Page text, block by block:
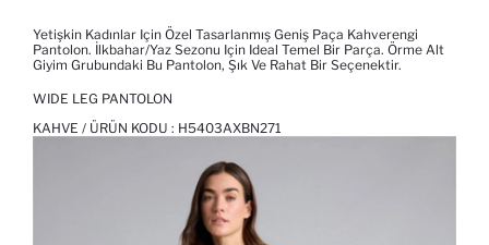
Yetişkin Kadınlar Için Özel Tasarlanmış Geniş Paça Kahverengi
Pantolon. İlkbahar/Yaz Sezonu Için Ideal Temel Bir Parça. Örme Alt
Giyim Grubundaki Bu Pantolon, Şık Ve Rahat Bir Seçenektir.
WIDE LEG PANTOLON
KAHVE / ÜRÜN KODU : H5403AXBN271